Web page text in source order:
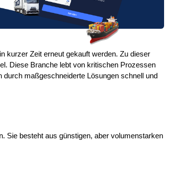
kurzer Zeit erneut gekauft werden. Zu dieser
Diese Branche lebt von kritischen Prozessen
maßgeschneiderte Lösungen schnell und
Sie besteht aus günstigen, aber volumenstarken